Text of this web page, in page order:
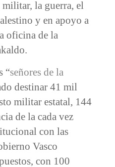
la guerra, el
y en apoyo a
oficina de la
“señores de la
destinar 41 mil
militar estatal, 144
de la cada vez
con las
Vasco
con 100